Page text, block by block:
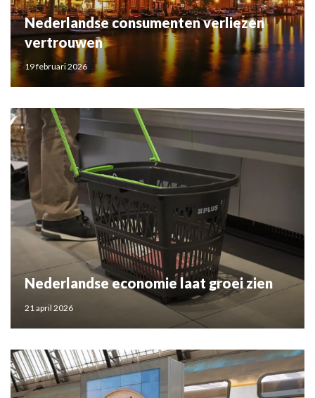
Nederlandse consumenten verliezen
vertrouwen
19 februari 2026
Nederlandse economie laat groei zien
21 april 2026